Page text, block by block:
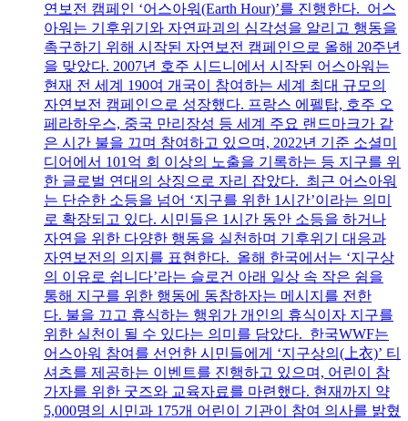
연보전 캠페인 ‘어스아워(Earth Hour)’를 진행한다. 어스
아워는 기후위기와 자연파괴의 심각성을 알리고 행동을
촉구하기 위해 시작된 자연보전 캠페인으로 올해 20주년
을 맞았다. 2007년 호주 시드니에서 시작된 어스아워는
현재 전 세계 190여 개국이 참여하는 세계 최대 규모의
자연보전 캠페인으로 성장했다. 프랑스 에펠탑, 호주 오
페라하우스, 중국 만리장성 등 세계 주요 랜드마크가 같
은 시간 불을 끄며 참여하고 있으며, 2022년 기준 소셜미
디어에서 101억 회 이상의 노출을 기록하는 등 지구를 위
한 글로벌 연대의 상징으로 자리 잡았다. 최근 어스아워
는 단순한 소등을 넘어 ‘지구를 위한 1시간’이라는 의미
로 확장되고 있다. 시민들은 1시간 동안 소등을 하거나
자연을 위한 다양한 행동을 실천하며 기후위기 대응과
자연보전의 의지를 표현한다. 올해 한국에서는 ‘지구상
의 이유로 쉽니다’라는 슬로건 아래 일상 속 작은 쉼을
통해 지구를 위한 행동에 동참하자는 메시지를 전한
다. 불을 끄고 휴식하는 행위가 개인의 휴식이자 지구를
위한 실천이 될 수 있다는 의미를 담았다. 한국WWF는
어스아워 참여를 선언한 시민들에게 ‘지구상의(上衣)’ 티
셔츠를 제공하는 이벤트를 진행하고 있으며, 어린이 참
가자를 위한 굿즈와 교육자료를 마련했다. 현재까지 약
5,000명의 시민과 175개 어린이 기관이 참여 의사를 밝혔